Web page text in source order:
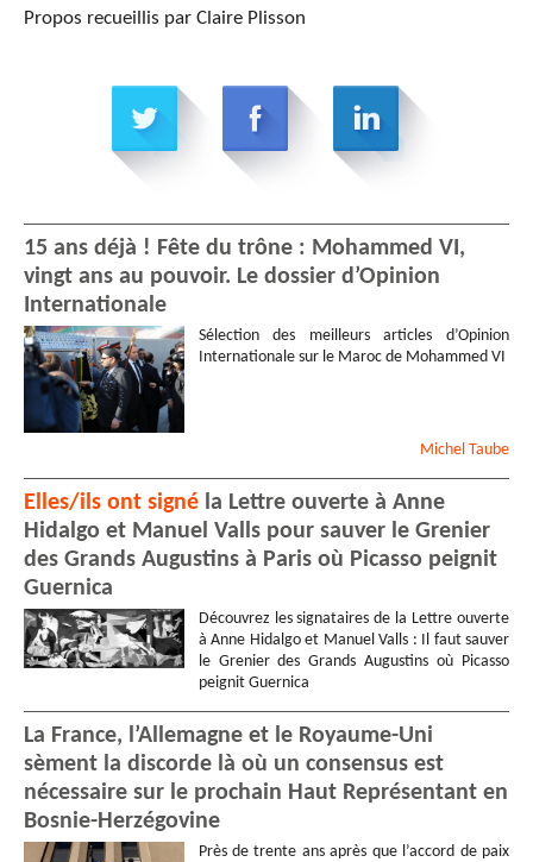
Propos recueillis par Claire Plisson
15 ans déjà ! Fête du trône : Mohammed VI,
vingt ans au pouvoir. Le dossier d’Opinion
Internationale
Sélection des meilleurs articles d’Opinion
Internationale sur le Maroc de Mohammed VI
Michel Taube
Elles/ils ont signé la Lettre ouverte à Anne
Hidalgo et Manuel Valls pour sauver le Grenier
des Grands Augustins à Paris où Picasso peignit
Guernica
Découvrez les signataires de la Lettre ouverte
à Anne Hidalgo et Manuel Valls : Il faut sauver
le Grenier des Grands Augustins où Picasso
peignit Guernica
La France, l’Allemagne et le Royaume-Uni
sèment la discorde là où un consensus est
nécessaire sur le prochain Haut Représentant en
Bosnie-Herzégovine
Près de trente ans après que l’accord de paix